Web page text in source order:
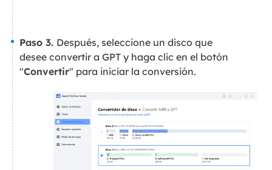
Paso 3. Después, seleccione un disco que
desee convertir a GPT y haga clic en el botón
"Convertir" para iniciar la conversión.